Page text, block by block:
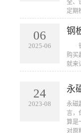
全、
定期
06
2025-06
钢
钢
购买
就来
24
2023-08
永
永磁
言，
算是
对原